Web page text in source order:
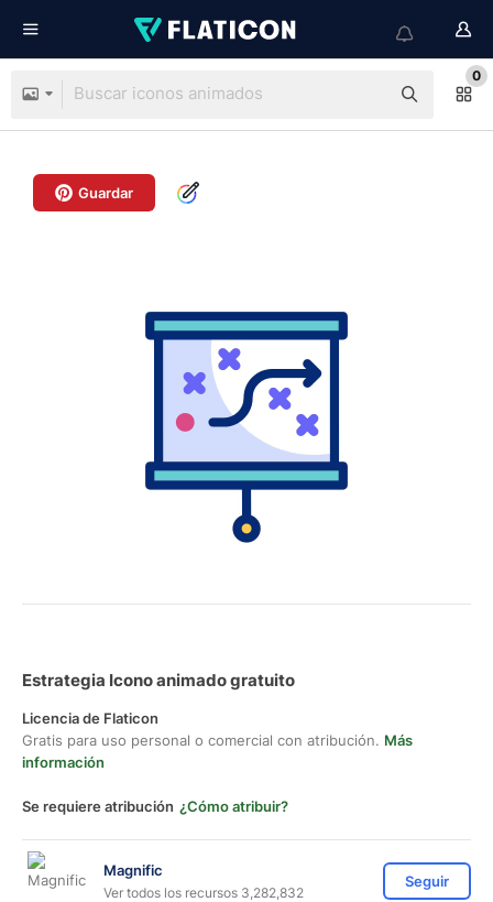
0
Guardar
Estrategia Icono animado gratuito
Licencia de Flaticon
Gratis para uso personal o comercial con atribución. Más
información
Se requiere atribución ¿Cómo atribuir?
Magnific
Ver todos los recursos 3,282,832
Seguir